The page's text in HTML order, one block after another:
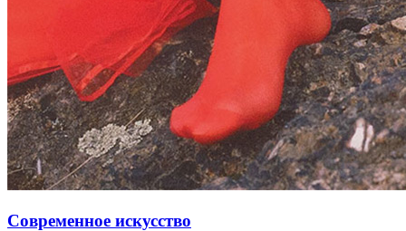
Современное искусство